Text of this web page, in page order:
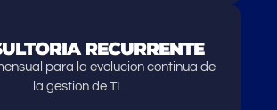
RECURRENTE
para la evolucion continua de
la gestion de TI.